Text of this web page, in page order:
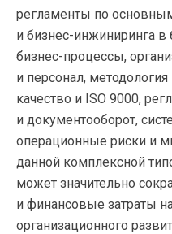
регламенты по
и бизнес-инжиниринга в
бизнес-процессы,
и персонал,
качество и ISO 9000,
и документооборот,
операционные риски и
данной комплексной
может значительно
и финансовые затраты
организационного